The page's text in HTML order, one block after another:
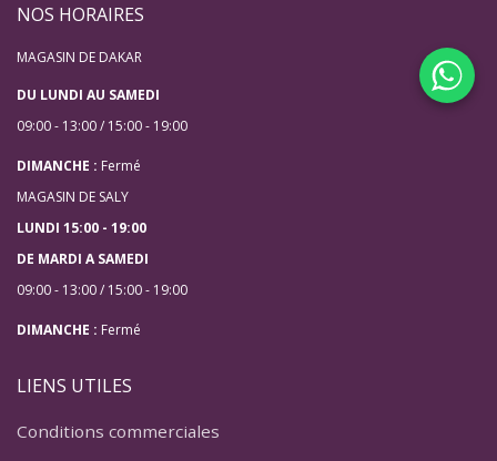
NOS HORAIRES
MAGASIN DE DAKAR
DU LUNDI AU SAMEDI
09:00 - 13:00 / 15:00 - 19:00
DIMANCHE : Fermé
MAGASIN DE SALY
LUNDI 15:00 - 19:00
DE MARDI A SAMEDI
09:00 - 13:00 / 15:00 - 19:00
DIMANCHE : Fermé
LIENS UTILES
Conditions commerciales